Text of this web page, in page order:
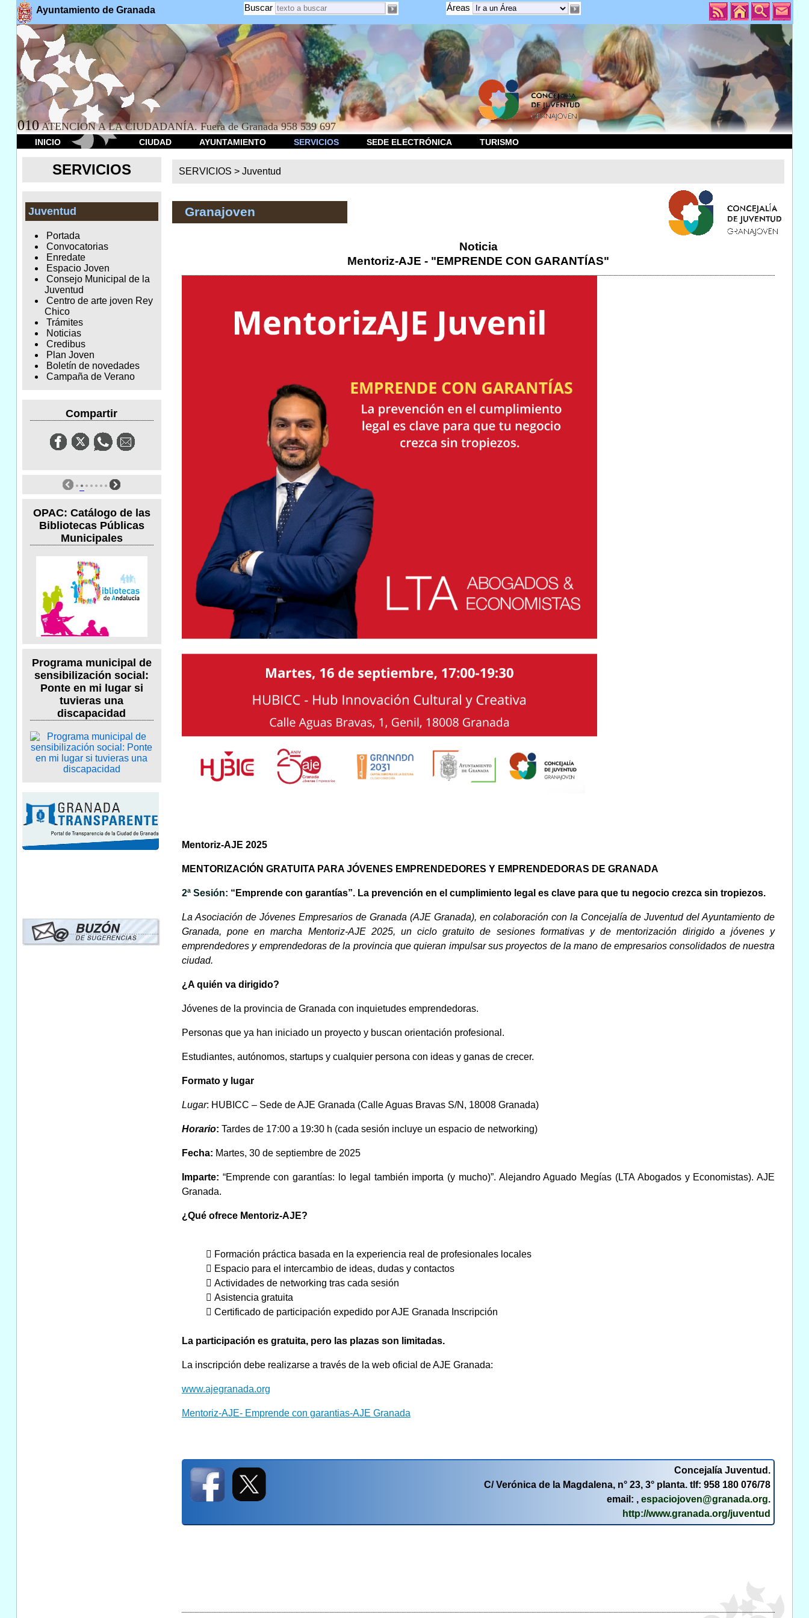
Ayuntamiento de Granada Áreas
Buscar
010 ATENCION A LA CIUDADANÍA. Fuera de Granada 958 539 697
INICIO CIUDAD AYUNTAMIENTO SERVICIOS SEDE ELECTRÓNICA TURISMO
SERVICIOS
Juventud
Portada
Convocatorias
Enredate
Espacio Joven
Consejo Municipal de la
Juventud
Centro de arte joven Rey
Chico
Trámites
Noticias
Credibus
Plan Joven
Boletín de novedades
Campaña de Verano
Compartir
OPAC: Catálogo de las
Bibliotecas Públicas
Municipales
Programa municipal de
sensibilización social:
Ponte en mi lugar si
tuvieras una
discapacidad
SERVICIOS >Juventud
Granajoven
Noticia
Mentoriz-AJE - "EMPRENDE CON GARANTÍAS"
Mentoriz-AJE 2025
MENTORIZACIÓN GRATUITA PARA JÓVENES EMPRENDEDORES Y EMPRENDEDORAS DE GRANADA
2ª Sesión: “Emprende con garantías”. La prevención en el cumplimiento legal es clave para que tu negocio crezca sin tropiezos.
La Asociación de Jóvenes Empresarios de Granada (AJE Granada), en colaboración con la Concejalía de Juventud del Ayuntamiento de
Granada, pone en marcha Mentoriz-AJE 2025, un ciclo gratuito de sesiones formativas y de mentorización dirigido a jóvenes y
emprendedores y emprendedoras de la provincia que quieran impulsar sus proyectos de la mano de empresarios consolidados de nuestra
ciudad.
¿A quién va dirigido?
Jóvenes de la provincia de Granada con inquietudes emprendedoras.
Personas que ya han iniciado un proyecto y buscan orientación profesional.
Estudiantes, autónomos, startups y cualquier persona con ideas y ganas de crecer.
Formato y lugar
Lugar: HUBICC – Sede de AJE Granada (Calle Aguas Bravas S/N, 18008 Granada)
Horario: Tardes de 17:00 a 19:30 h (cada sesión incluye un espacio de networking)
Fecha: Martes, 30 de septiembre de 2025
Imparte: “Emprende con garantías: lo legal también importa (y mucho)”. Alejandro Aguado Megías (LTA Abogados y Economistas). AJE
Granada.
¿Qué ofrece Mentoriz-AJE?
 Formación práctica basada en la experiencia real de profesionales locales
 Espacio para el intercambio de ideas, dudas y contactos
 Actividades de networking tras cada sesión
 Asistencia gratuita
 Certificado de participación expedido por AJE Granada Inscripción
La participación es gratuita, pero las plazas son limitadas.
La inscripción debe realizarse a través de la web oficial de AJE Granada:
www.ajegranada.org
Mentoriz-AJE- Emprende con garantias-AJE Granada
Concejalía Juventud.
C/ Verónica de la Magdalena, n° 23, 3° planta. tlf: 958 180 076/78
email: ,espaciojoven@granada.org.
http://www.granada.org/juventud